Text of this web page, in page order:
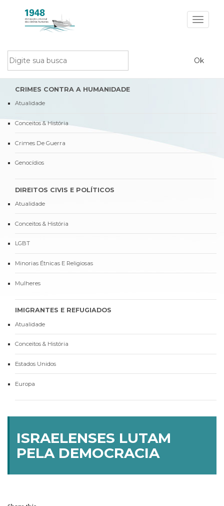
Toggle
CRIMES CONTRA A HUMANIDADE
Atualidade
Conceitos & História
Crimes De Guerra
Genocídios
DIREITOS CIVIS E POLÍTICOS
Atualidade
Conceitos & História
LGBT
Minorias Étnicas E Religiosas
Mulheres
IMIGRANTES E REFUGIADOS
Atualidade
Conceitos & História
Estados Unidos
Europa
ISRAELENSES LUTAM
PELA DEMOCRACIA